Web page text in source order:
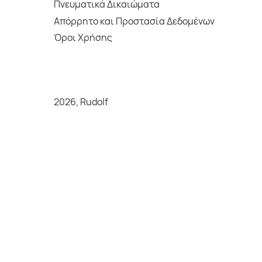
Πνευματικά Δικαιώματα
Απόρρητο και Προστασία Δεδομένων
Όροι Χρήσης
2026, Rudolf